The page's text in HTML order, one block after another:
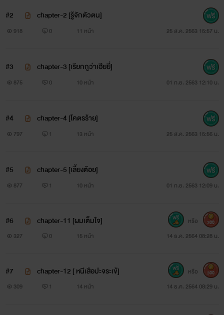
Start. : 12/08/20
#2 chapter-2 [รู้จักตัวตน]
918 0 11 หน้า 25 ส.ค. 2563 15:57 น.
#3 chapter-3 [เรียกกูว่าเฮียยี่]
875 0 10 หน้า 01 ก.ย. 2563 12:10 น.
#4 chapter-4 [โคตรร้าย]
797 1 13 หน้า 25 ส.ค. 2563 15:56 น.
#5 chapter-5 [เลี้ยงต้อย]
877 1 10 หน้า 01 ก.ย. 2563 12:09 น.
#6 chapter-11 [ผมเต็มใจ]
327 0 15 หน้า 14 ธ.ค. 2564 08:28 น.
หรือ 300
#7 chapter-12 [ หนีเสือปะจระเข้]
309 1 14 หน้า 14 ธ.ค. 2564 08:29 น.
หรือ 300